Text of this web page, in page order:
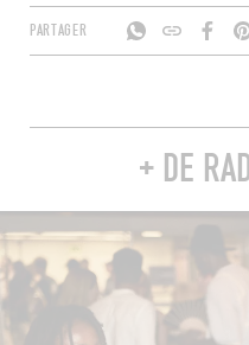
PARTAGER
+ DE